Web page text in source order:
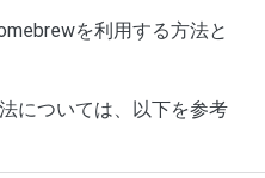
を利用する方法と
については、以下を参考